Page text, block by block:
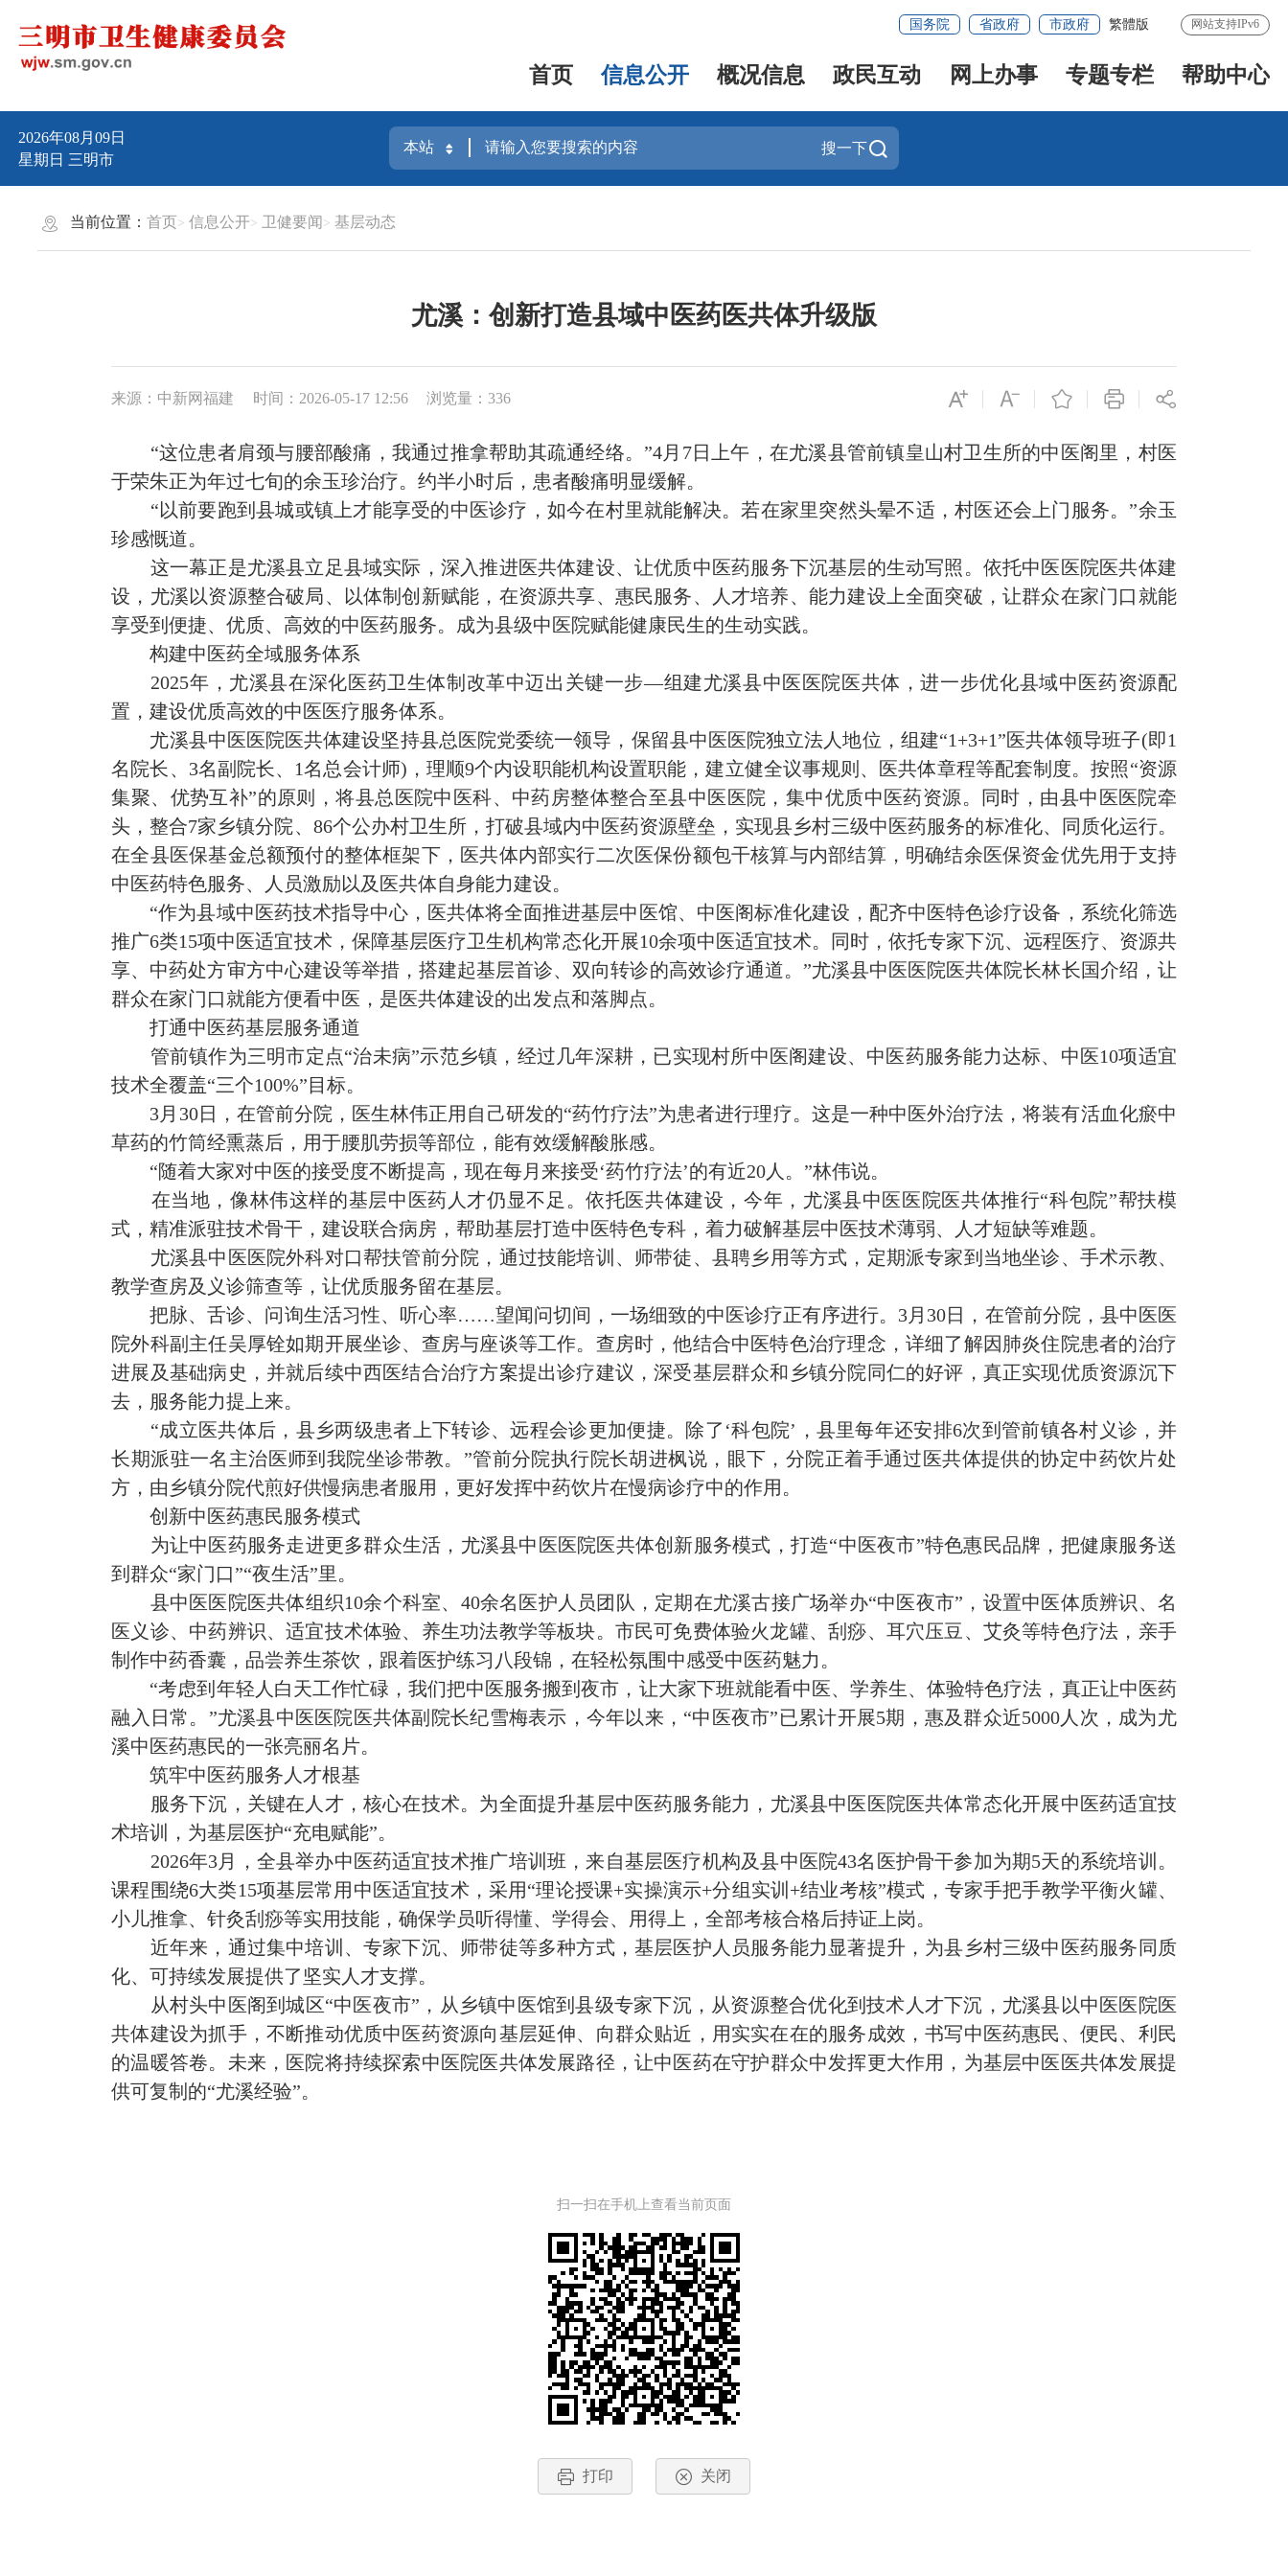
国务院 省政府 市政府 繁體版 网站支持IPv6
首页 信息公开 概况信息 政民互动 网上办事 专题专栏 帮助中心
2026年08月09日
星期日 三明市
搜一下
当前位置：首页 信息公开 卫健要闻 基层动态
尤溪：创新打造县域中医药医共体升级版
来源：中新网福建 时间：2026-05-17 12:56 浏览量：336
“这位患者肩颈与腰部酸痛，我通过推拿帮助其疏通经络。”4月7日上午，在尤溪县管前镇皇山村卫生所的中医阁里，村医
于荣朱正为年过七旬的余玉珍治疗。约半小时后，患者酸痛明显缓解。
“以前要跑到县城或镇上才能享受的中医诊疗，如今在村里就能解决。若在家里突然头晕不适，村医还会上门服务。”余玉
珍感慨道。
这一幕正是尤溪县立足县域实际，深入推进医共体建设、让优质中医药服务下沉基层的生动写照。依托中医医院医共体建
设，尤溪以资源整合破局、以体制创新赋能，在资源共享、惠民服务、人才培养、能力建设上全面突破，让群众在家门口就能
享受到便捷、优质、高效的中医药服务。成为县级中医院赋能健康民生的生动实践。
构建中医药全域服务体系
2025年，尤溪县在深化医药卫生体制改革中迈出关键一步—组建尤溪县中医医院医共体，进一步优化县域中医药资源配
置，建设优质高效的中医医疗服务体系。
尤溪县中医医院医共体建设坚持县总医院党委统一领导，保留县中医医院独立法人地位，组建“1+3+1”医共体领导班子(即1
名院长、3名副院长、1名总会计师)，理顺9个内设职能机构设置职能，建立健全议事规则、医共体章程等配套制度。按照“资源
集聚、优势互补”的原则，将县总医院中医科、中药房整体整合至县中医医院，集中优质中医药资源。同时，由县中医医院牵
头，整合7家乡镇分院、86个公办村卫生所，打破县域内中医药资源壁垒，实现县乡村三级中医药服务的标准化、同质化运行。
在全县医保基金总额预付的整体框架下，医共体内部实行二次医保份额包干核算与内部结算，明确结余医保资金优先用于支持
中医药特色服务、人员激励以及医共体自身能力建设。
“作为县域中医药技术指导中心，医共体将全面推进基层中医馆、中医阁标准化建设，配齐中医特色诊疗设备，系统化筛选
推广6类15项中医适宜技术，保障基层医疗卫生机构常态化开展10余项中医适宜技术。同时，依托专家下沉、远程医疗、资源共
享、中药处方审方中心建设等举措，搭建起基层首诊、双向转诊的高效诊疗通道。”尤溪县中医医院医共体院长林长国介绍，让
群众在家门口就能方便看中医，是医共体建设的出发点和落脚点。
打通中医药基层服务通道
管前镇作为三明市定点“治未病”示范乡镇，经过几年深耕，已实现村所中医阁建设、中医药服务能力达标、中医10项适宜
技术全覆盖“三个100%”目标。
3月30日，在管前分院，医生林伟正用自己研发的“药竹疗法”为患者进行理疗。这是一种中医外治疗法，将装有活血化瘀中
草药的竹筒经熏蒸后，用于腰肌劳损等部位，能有效缓解酸胀感。
“随着大家对中医的接受度不断提高，现在每月来接受‘药竹疗法’的有近20人。”林伟说。
在当地，像林伟这样的基层中医药人才仍显不足。依托医共体建设，今年，尤溪县中医医院医共体推行“科包院”帮扶模
式，精准派驻技术骨干，建设联合病房，帮助基层打造中医特色专科，着力破解基层中医技术薄弱、人才短缺等难题。
尤溪县中医医院外科对口帮扶管前分院，通过技能培训、师带徒、县聘乡用等方式，定期派专家到当地坐诊、手术示教、
教学查房及义诊筛查等，让优质服务留在基层。
把脉、舌诊、问询生活习性、听心率……望闻问切间，一场细致的中医诊疗正有序进行。3月30日，在管前分院，县中医医
院外科副主任吴厚铨如期开展坐诊、查房与座谈等工作。查房时，他结合中医特色治疗理念，详细了解因肺炎住院患者的治疗
进展及基础病史，并就后续中西医结合治疗方案提出诊疗建议，深受基层群众和乡镇分院同仁的好评，真正实现优质资源沉下
去，服务能力提上来。
“成立医共体后，县乡两级患者上下转诊、远程会诊更加便捷。除了‘科包院’，县里每年还安排6次到管前镇各村义诊，并
长期派驻一名主治医师到我院坐诊带教。”管前分院执行院长胡进枫说，眼下，分院正着手通过医共体提供的协定中药饮片处
方，由乡镇分院代煎好供慢病患者服用，更好发挥中药饮片在慢病诊疗中的作用。
创新中医药惠民服务模式
为让中医药服务走进更多群众生活，尤溪县中医医院医共体创新服务模式，打造“中医夜市”特色惠民品牌，把健康服务送
到群众“家门口”“夜生活”里。
县中医医院医共体组织10余个科室、40余名医护人员团队，定期在尤溪古接广场举办“中医夜市”，设置中医体质辨识、名
医义诊、中药辨识、适宜技术体验、养生功法教学等板块。市民可免费体验火龙罐、刮痧、耳穴压豆、艾灸等特色疗法，亲手
制作中药香囊，品尝养生茶饮，跟着医护练习八段锦，在轻松氛围中感受中医药魅力。
“考虑到年轻人白天工作忙碌，我们把中医服务搬到夜市，让大家下班就能看中医、学养生、体验特色疗法，真正让中医药
融入日常。”尤溪县中医医院医共体副院长纪雪梅表示，今年以来，“中医夜市”已累计开展5期，惠及群众近5000人次，成为尤
溪中医药惠民的一张亮丽名片。
筑牢中医药服务人才根基
服务下沉，关键在人才，核心在技术。为全面提升基层中医药服务能力，尤溪县中医医院医共体常态化开展中医药适宜技
术培训，为基层医护“充电赋能”。
2026年3月，全县举办中医药适宜技术推广培训班，来自基层医疗机构及县中医院43名医护骨干参加为期5天的系统培训。
课程围绕6大类15项基层常用中医适宜技术，采用“理论授课+实操演示+分组实训+结业考核”模式，专家手把手教学平衡火罐、
小儿推拿、针灸刮痧等实用技能，确保学员听得懂、学得会、用得上，全部考核合格后持证上岗。
近年来，通过集中培训、专家下沉、师带徒等多种方式，基层医护人员服务能力显著提升，为县乡村三级中医药服务同质
化、可持续发展提供了坚实人才支撑。
从村头中医阁到城区“中医夜市”，从乡镇中医馆到县级专家下沉，从资源整合优化到技术人才下沉，尤溪县以中医医院医
共体建设为抓手，不断推动优质中医药资源向基层延伸、向群众贴近，用实实在在的服务成效，书写中医药惠民、便民、利民
的温暖答卷。未来，医院将持续探索中医院医共体发展路径，让中医药在守护群众中发挥更大作用，为基层中医医共体发展提
供可复制的“尤溪经验”。
扫一扫在手机上查看当前页面
打印 关闭